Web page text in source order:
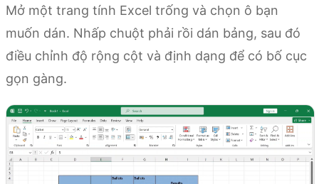
Mở một trang tính Excel trống và chọn ô bạn
muốn dán. Nhấp chuột phải rồi dán bảng, sau đó
điều chỉnh độ rộng cột và định dạng để có bố cục
gọn gàng.